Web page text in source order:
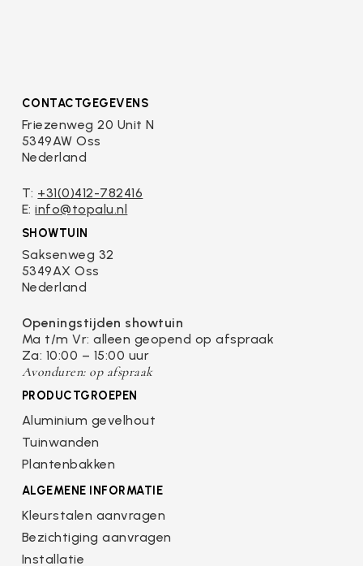
CONTACTGEGEVENS
Friezenweg 20 Unit N
5349AW Oss
Nederland
T: +31(0)412-782416
E:info@topalu.nl
SHOWTUIN
Saksenweg 32
5349AX Oss
Nederland
Openingstijden showtuin
Ma t/m Vr: alleen geopend op afspraak
Za: 10:00 – 15:00 uur
Avonduren: op afspraak
PRODUCTGROEPEN
Aluminium gevelhout
Tuinwanden
Plantenbakken
ALGEMENE INFORMATIE
Kleurstalen aanvragen
Bezichtiging aanvragen
Installatie